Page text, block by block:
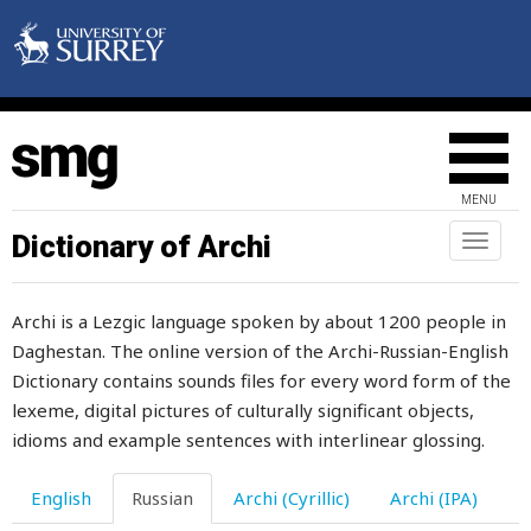
MENU
Toggle
Dictionary of Archi
Archi is a Lezgic language spoken by about 1200 people in
Daghestan. The online version of the Archi-Russian-English
Dictionary contains sounds files for every word form of the
lexeme, digital pictures of culturally significant objects,
idioms and example sentences with interlinear glossing.
English Russian Archi (Cyrillic) Archi (IPA)
наследство
насовать
наставать
наставление
настолько
настоящий
настроение
насыщенный